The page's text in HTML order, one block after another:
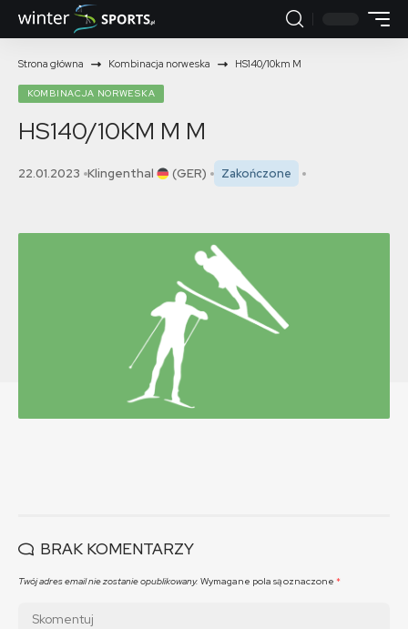
Strona główna Kombinacja norweska HS140/10km M
KOMBINACJA NORWESKA
HS140/10KM M M
22.01.2023 Klingenthal (GER) Zakończone
BRAK KOMENTARZY
Twój adres email nie zostanie opublikowany. Wymagane pola są oznaczone *